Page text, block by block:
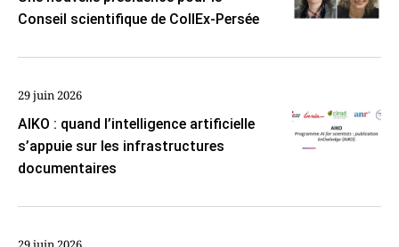
Conseil scientifique de CollEx-Persée
29 juin 2026
AIKO : quand l’intelligence artificielle
s’appuie sur les infrastructures
documentaires